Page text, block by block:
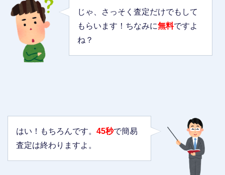
じゃ、さっそく査定だけでもして
もらいます！ちなみに無料ですよ
ね？
はい！もちろんです。 45秒で簡易
査定は終わりますよ。